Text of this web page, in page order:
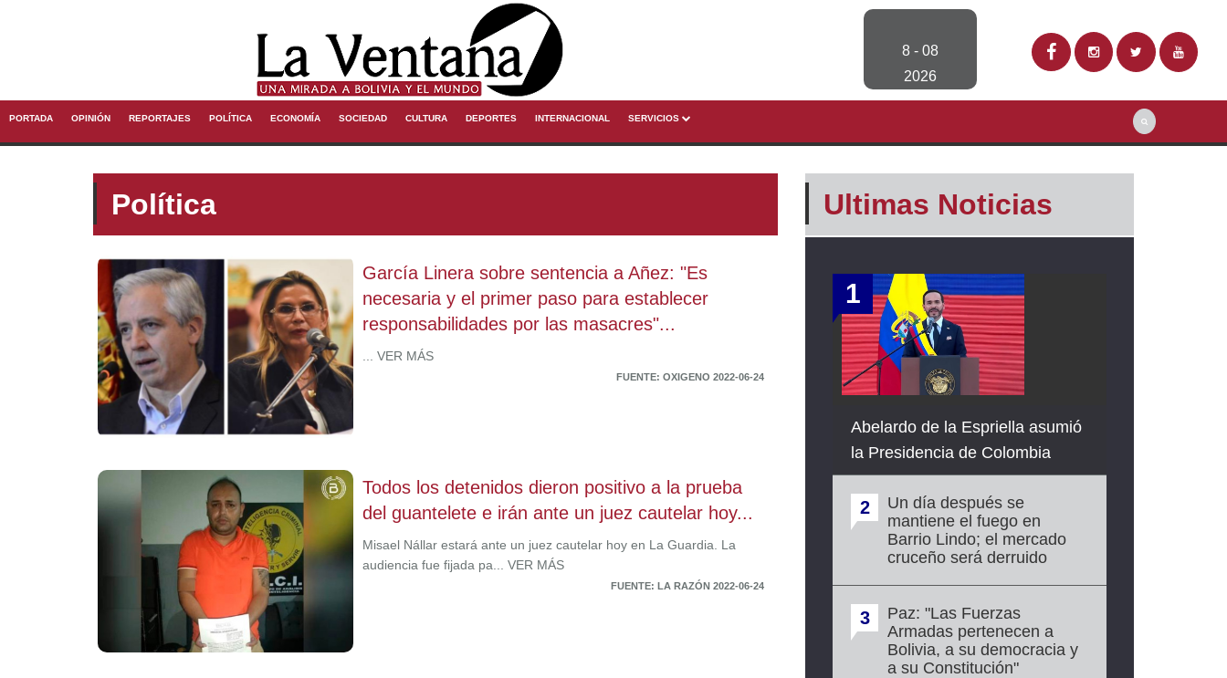
8 - 08
2026
PORTADA OPINIÓN REPORTAJES POLÍTICA ECONOMÍA SOCIEDAD CULTURA DEPORTES INTERNACIONAL SERVICIOS
Política
García Linera sobre sentencia a Añez: "Es
necesaria y el primer paso para establecer
responsabilidades por las masacres"...
... VER MÁS
FUENTE: OXIGENO 2022-06-24
Todos los detenidos dieron positivo a la prueba
del guantelete e irán ante un juez cautelar hoy...
Misael Nállar estará ante un juez cautelar hoy en La Guardia. La
audiencia fue fijada pa... VER MÁS
FUENTE: LA RAZÓN 2022-06-24
Ultimas Noticias
1
Abelardo de la Espriella asumió
la Presidencia de Colombia
2
Un día después se
mantiene el fuego en
Barrio Lindo; el mercado
cruceño será derruido
3
Paz: "Las Fuerzas
Armadas pertenecen a
Bolivia, a su democracia y
a su Constitución"